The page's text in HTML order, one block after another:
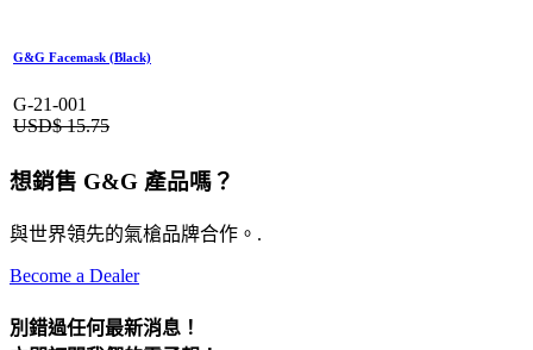
G&G Facemask (Black)
G-21-001
USD$15.75
想銷售 G&G 產品嗎？
與世界領先的氣槍品牌合作。.
Become a Dealer
別錯過任何最新消息！